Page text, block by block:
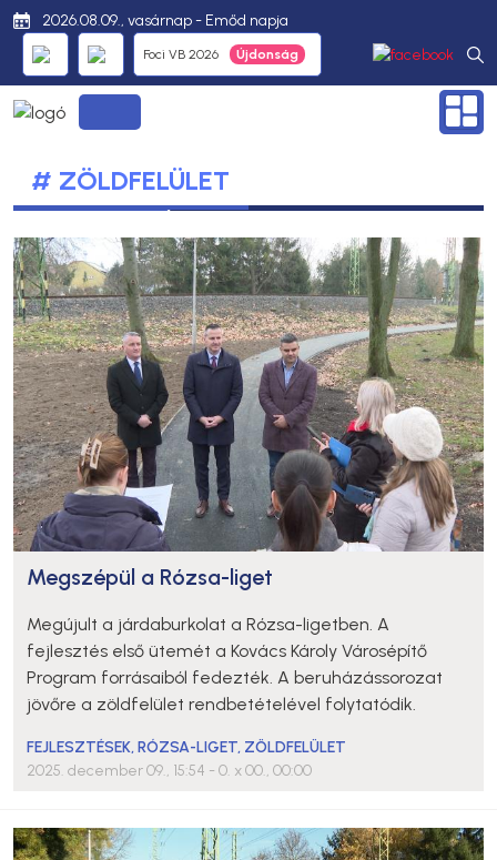
2026.08.09., vasárnap - Emőd napja
Foci VB 2026
# ZÖLDFELÜLET
Megszépül a Rózsa-liget
Megújult a járdaburkolat a Rózsa-ligetben. A
fejlesztés első ütemét a Kovács Károly Városépítő
Program forrásaiból fedezték. A beruházássorozat
jövőre a zöldfelület rendbetételével folytatódik.
FEJLESZTÉSEK,RÓZSA-LIGET, ZÖLDFELÜLET
2025. december 09., 15:54 - 0. x 00., 00:00